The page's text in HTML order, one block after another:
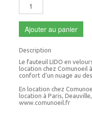
Ajouter au panier
Description
Le fauteuil LIDO en
location chez Comunoeil
confort d'un nuage au
En location chez
location à Paris,
www.comunoeil.fr